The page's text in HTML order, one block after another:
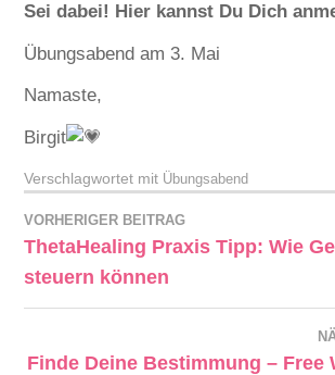
Sei dabei! Hier kannst Du Dich
Übungsabend am 3. Mai
Namaste,
Birgit
Verschlagwortet mit Übungsabend
VORHERIGER BEITRAG
ThetaHealing Praxis Tipp: Wie
steuern können
Finde Deine Bestimmung – Free